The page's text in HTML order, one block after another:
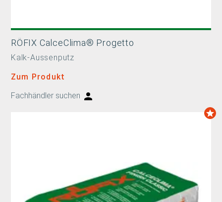
RÖFIX CalceClima® Progetto
Kalk-Aussenputz
Zum Produkt
Fachhändler suchen